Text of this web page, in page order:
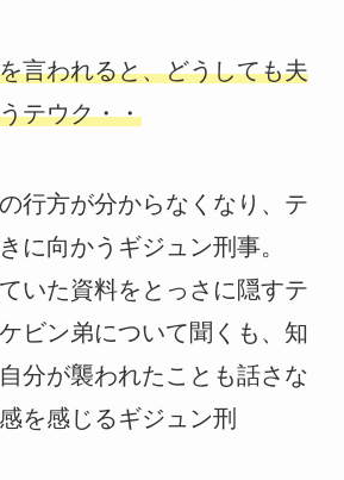
言われると、どうしても夫
テウク・・
行方が分からなくなり、テ
に向かうギジュン刑事。
いた資料をとっさに隠すテ
ビン弟について聞くも、知
分が襲われたことも話さな
を感じるギジュン刑